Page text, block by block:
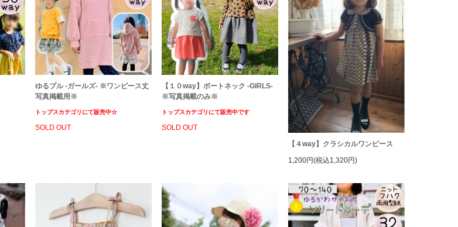
ゆるプル -ガールズ- ※ワンピース丈
写真掲載用※
トップスカテゴリにて販売中☆
SOLD OUT
【１０way】ボートネック -GIRLS-
※写真掲載のみ※
トップスカテゴリにて販売中です
SOLD OUT
【４way】クラシカルワンピース
1,200円(税込1,320円)